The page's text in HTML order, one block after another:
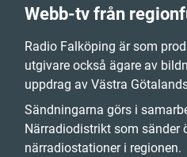
Webb-tv från
Radio Falköping är som
utgivare också ägare av
uppdrag av Västra
Sändningarna görs i
Närradiodistrikt som sänder
närradiostationer i regionen.